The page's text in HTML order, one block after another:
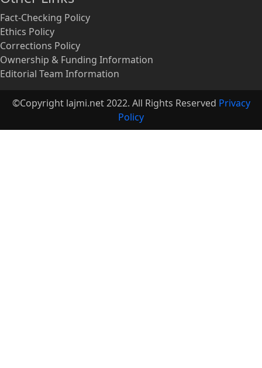
Fact-Checking Policy
Ethics Policy
Corrections Policy
Ownership & Funding Information
Editorial Team Information
©Copyright lajmi.net 2022. All Rights Reserved Privacy
Policy